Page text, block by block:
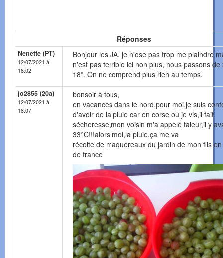
Réponses
Nenette (PT)
12/07/2021 à
18:02
Bonjour les JA, je n'ose pas trop me plaindre
n'est pas terrible ici non plus, nous passons de
18º. On ne comprend plus rien au temps.
jo2855 (20a)
12/07/2021 à
18:07
bonsoir à tous,
en vacances dans le nord,pour moi,je suis
d'avoir de la pluie car en corse où je vis,il fait
sécheresse,mon voisin m'a appelé taleur,il y
33°C!!!alors,moi,la pluie,ça me va
récolte de maquereaux du jardin de mon fils
de france